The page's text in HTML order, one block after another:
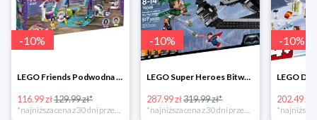
-10%
LEGO Friends Podwodna Frajda w super cenie
116.99 zł129.99 zł*
-10%
LEGO Super Heroes Bitwa powietrzna w super cenie
287.99 zł319.99 zł*
-10%
202.49 zł